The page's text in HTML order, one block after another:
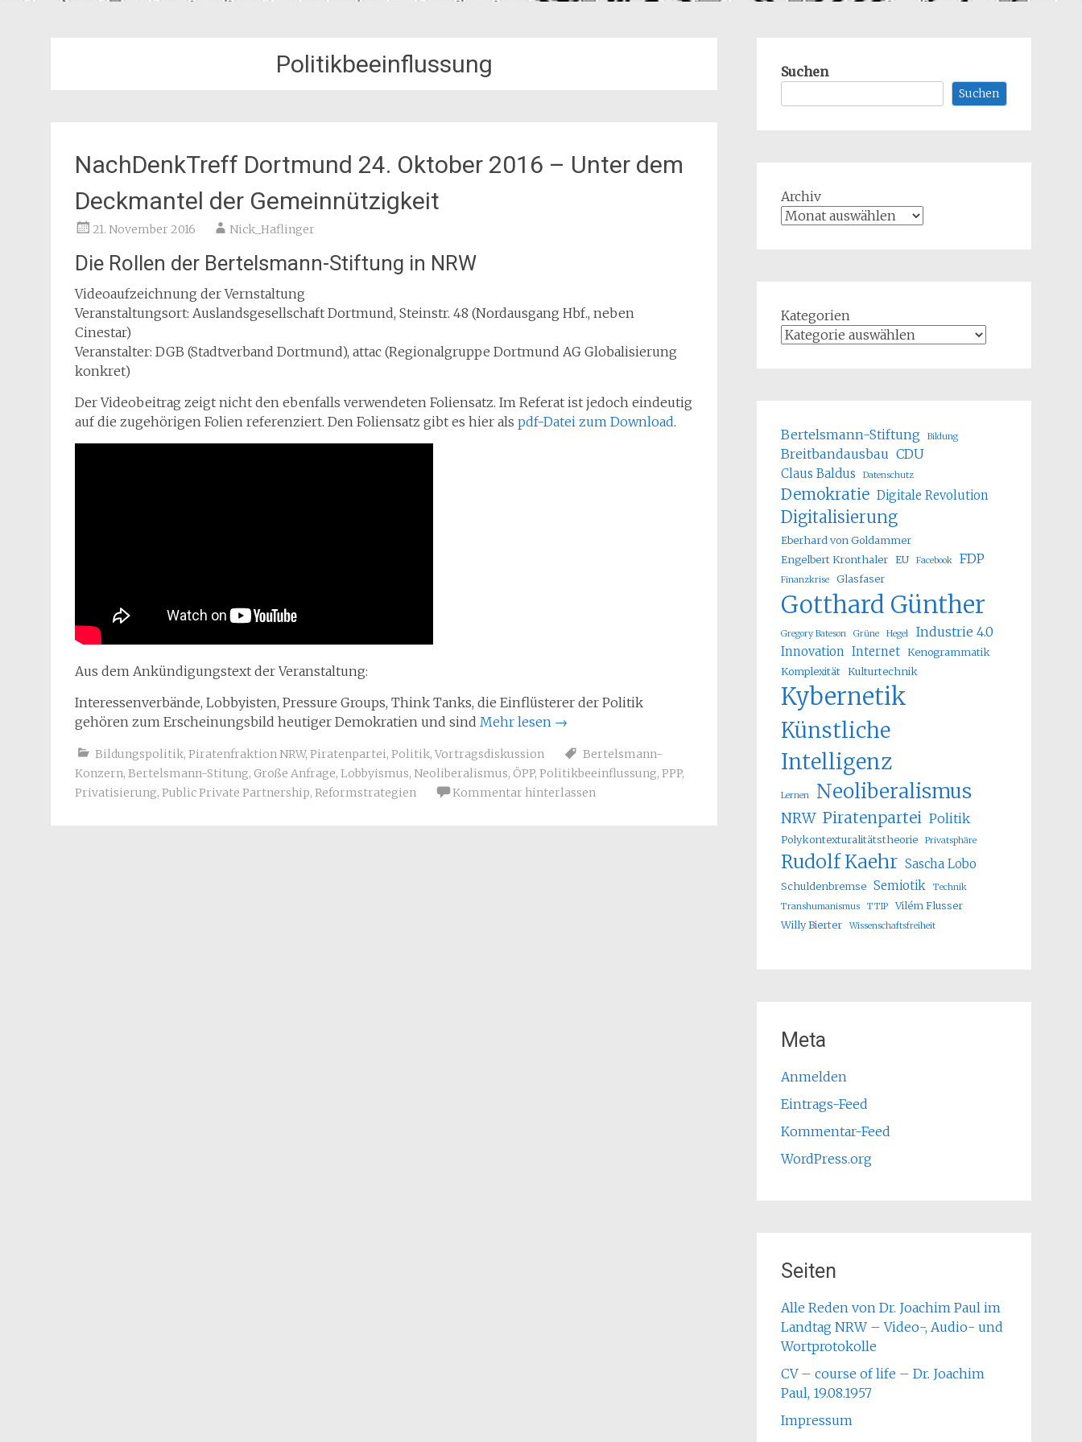
Politikbeeinflussung
NachDenkTreff Dortmund 24. Oktober 2016 – Unter dem
Deckmantel der Gemeinnützigkeit
21. November 2016 Nick_Haflinger
Die Rollen der Bertelsmann-Stiftung in NRW
Videoaufzeichnung der Vernstaltung
Veranstaltungsort: Auslandsgesellschaft Dortmund, Steinstr. 48 (Nordausgang Hbf., neben
Cinestar)
Veranstalter: DGB (Stadtverband Dortmund), attac (Regionalgruppe Dortmund AG Globalisierung
konkret)
Der Videobeitrag zeigt nicht den ebenfalls verwendeten Foliensatz. Im Referat ist jedoch eindeutig
auf die zugehörigen Folien referenziert. Den Foliensatz gibt es hier als pdf-Datei zum Download.
Aus dem Ankündigungstext der Veranstaltung:
Interessenverbände, Lobbyisten, Pressure Groups, Think Tanks, die Einflüsterer der Politik
gehören zum Erscheinungsbild heutiger Demokratien und sind Mehr lesen →
Bildungspolitik, Piratenfraktion NRW, Piratenpartei, Politik, Vortragsdiskussion
Bertelsmann-
Konzern, Bertelsmann-Stitung, Große Anfrage, Lobbyismus, Neoliberalismus, ÖPP, Politikbeeinflussung, PPP,
Privatisierung, Public Private Partnership, Reformstrategien Kommentar hinterlassen
Suchen
Suchen
Archiv
Kategorien
Bertelsmann-Stiftung Bildung
Breitbandausbau CDU
Claus Baldus Datenschutz
Demokratie Digitale Revolution
Digitalisierung
Eberhard von Goldammer
Engelbert Kronthaler EU Facebook FDP
Finanzkrise Glasfaser
Gotthard Günther
Gregory Bateson Grüne Hegel Industrie 4.0
Innovation Internet Kenogrammatik
Komplexität Kulturtechnik
Kybernetik
Künstliche
Intelligenz
Lernen Neoliberalismus
NRW Piratenpartei Politik
Polykontexturalitätstheorie Privatsphäre
Rudolf Kaehr Sascha Lobo
Schuldenbremse Semiotik
Technik
Transhumanismus
TTIP
Vilém Flusser
Willy Bierter
Wissenschaftsfreiheit
Meta
Anmelden
Eintrags-Feed
Kommentar-Feed
WordPress.org
Seiten
Alle Reden von Dr. Joachim Paul im
Landtag NRW – Video-, Audio- und
Wortprotokolle
CV – course of life – Dr. Joachim
Paul, 19.08.1957
Impressum